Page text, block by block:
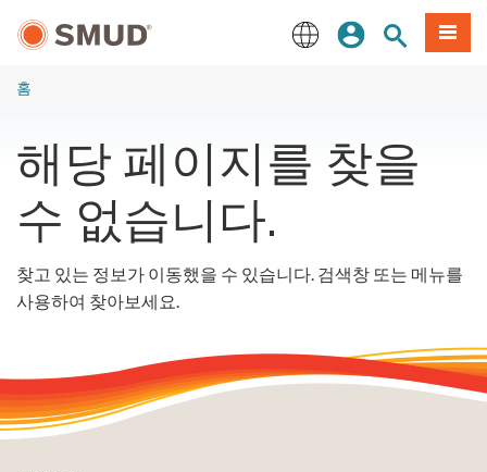
로그인사이트 검색
메뉴
홈
해당 페이지를 찾을
수 없습니다.
찾고 있는 정보가 이동했을 수 있습니다. 검색창 또는 메뉴를
사용하여 찾아보세요.